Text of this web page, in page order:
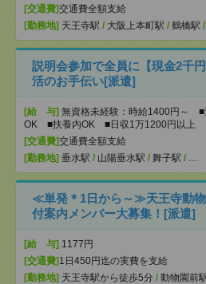
[交通費]交通費全額支給
[勤務地] 天王寺駅 / 大阪上本町駅 / 鶴橋駅 /
説明会参加で全員に【現金2千
活のお手伝い[派遣]
[給 与] 無資格未経験：時給1400円～ ■
OK ■扶養内OK ■日収1万1200円以上
[交通費]交通費全額支給
[勤務地] 垂水駅 / 山陽垂水駅 / 舞子駅 / …
≪単発＊1日から～≫天王寺動
付案内メンバー大募集！[派遣]
[給 与] 1177円
[交通費] 1日450円迄の実費を支給
[勤務地] 天王寺駅から徒歩5分 / 動物園前